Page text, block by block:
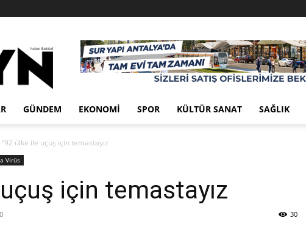
GÜNDEM EKONOMI SPOR KÜLTÜR SANAT SAĞLIK
“92 ülke ile uçuş için temastayız
Virüs
için temastayız
30